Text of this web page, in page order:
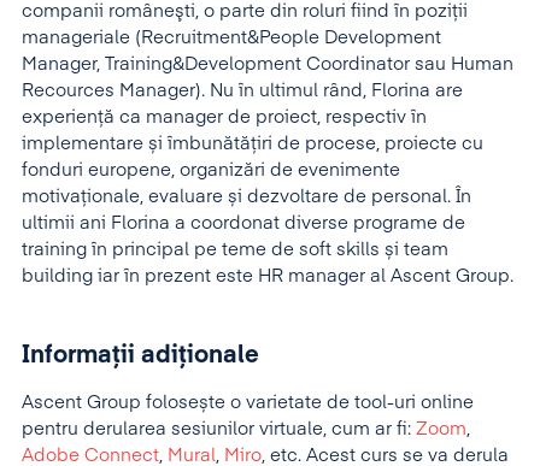
companii româneşti, o parte din roluri fiind în poziții
manageriale (Recruitment&People Development
Manager, Training&Development Coordinator sau Human
Recources Manager). Nu în ultimul rând, Florina are
experiență ca manager de proiect, respectiv în
implementare și îmbunătățiri de procese, proiecte cu
fonduri europene, organizări de evenimente
motivaționale, evaluare și dezvoltare de personal. În
ultimii ani Florina a coordonat diverse programe de
training în principal pe teme de soft skills și team
building iar în prezent este HR manager al Ascent Group.
Informații adiționale
Ascent Group folosește o varietate de tool-uri online
pentru derularea sesiunilor virtuale, cum ar fi: Zoom
Adobe Connect Mural Miro , etc. Acest curs se va derula